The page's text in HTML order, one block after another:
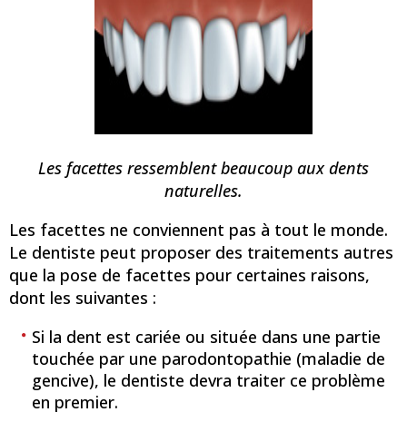
Les facettes ressemblent beaucoup aux dents
naturelles.
Les facettes ne conviennent pas à tout le monde.
Le dentiste peut proposer des traitements autres
que la pose de facettes pour certaines raisons,
dont les suivantes :
Si la dent est cariée ou située dans une partie
touchée par une parodontopathie (maladie de
gencive), le dentiste devra traiter ce problème
en premier.